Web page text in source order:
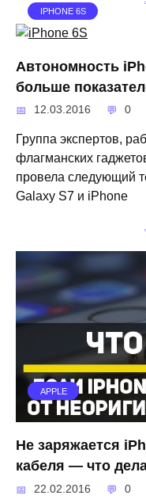
IPHONE 6S
Автономность
больше
12.03.2016 0
Группа экспертов,
флагманских
провела следующий
Galaxy S7 и iPhone
APPLE
Не заряжается
кабеля — что
22.02.2016 0